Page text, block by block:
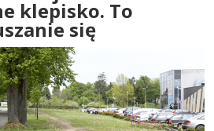
klepisko. To
się